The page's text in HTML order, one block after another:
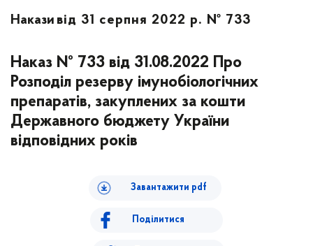
Накази від 31 серпня 2022 р. № 733
Наказ № 733 від 31.08.2022 Про
Розподіл резерву імунобіологічних
препаратів, закуплених за кошти
Державного бюджету України
відповідних років
Завантажити pdf
Поділитися